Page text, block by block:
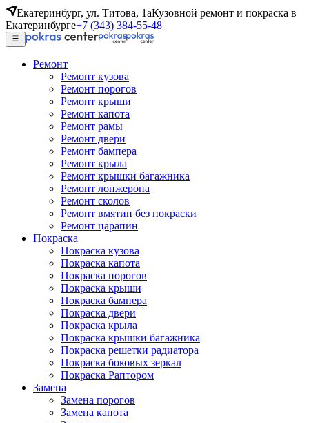
Екатеринбург, ул. Титова, 1аКузовной ремонт и покраска в
Екатеринбурге+7 (343) 384-55-48
Ремонт
Ремонт кузова
Ремонт порогов
Ремонт крыши
Ремонт капота
Ремонт рамы
Ремонт двери
Ремонт бампера
Ремонт крыла
Ремонт крышки багажника
Ремонт лонжерона
Ремонт сколов
Ремонт вмятин без покраски
Ремонт царапин
Покраска
Покраска кузова
Покраска капота
Покраска порогов
Покраска крыши
Покраска бампера
Покраска двери
Покраска крыла
Покраска крышки багажника
Покраска решетки радиатора
Покраска боковых зеркал
Покраска Раптором
Замена
Замена порогов
Замена капота